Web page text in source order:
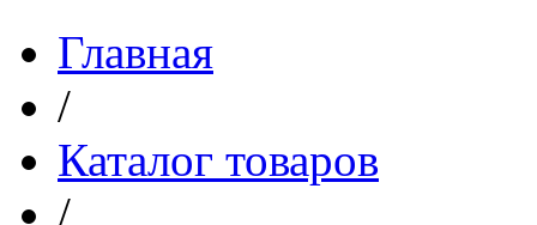
Главная
/
Каталог товаров
/